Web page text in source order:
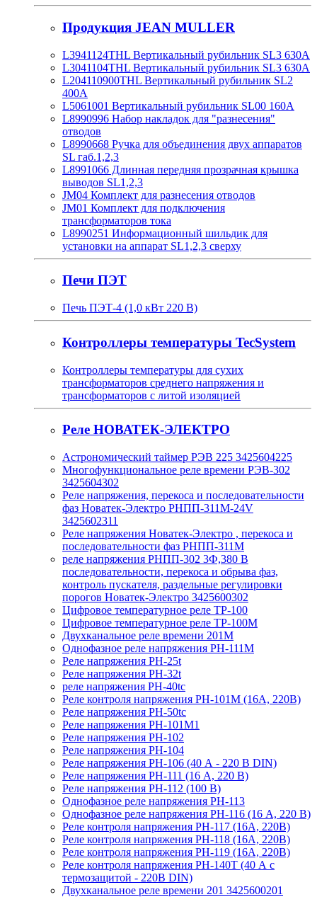
Продукция JEAN MULLER
L3941124THL Вертикальный рубильник SL3 630А
L3041104THL Вертикальный рубильник SL3 630А
L204110900THL Вертикальный рубильник SL2
400А
L5061001 Вертикальный рубильник SL00 160А
L8990996 Набор накладок для "разнесения"
отводов
L8990668 Ручка для объединения двух аппаратов
SL габ.1,2,3
L8991066 Длинная передняя прозрачная крышка
выводов SL1,2,3
JM04 Комплект для разнесения отводов
JM01 Комплект для подключения
трансформаторов тока
L8990251 Информационный шильдик для
установки на аппарат SL1,2,3 сверху
Печи ПЭТ
Печь ПЭТ-4 (1,0 кВт 220 В)
Контроллеры температуры TecSystem
Контроллеры температуры для сухих
трансформаторов среднего напряжения и
трансформаторов с литой изоляцией
Реле НОВАТЕК-ЭЛЕКТРО
Астрономический таймер РЭВ 225 3425604225
Многофункциональное реле времени РЭВ-302
3425604302
Реле напряжения, перекоса и последовательности
фаз Новатек-Электро РНПП-311М-24V
3425602311
Реле напряжения Новатек-Электро , перекоса и
последовательности фаз РНПП-311М
реле напряжения РНПП-302 3Ф,380 В
последовательности, перекоса и обрыва фаз,
контроль пускателя, раздельные регулировки
порогов Новатек-Электро 3425600302
Цифровое температурное реле ТР-100
Цифровое температурное реле ТР-100М
Двухканальное реле времени 201М
Однофазное реле напряжения РН-111М
Реле напряжения РН-25t
Реле напряжения РН-32t
реле напряжения РН-40tc
Реле контроля напряжения РН-101М (16А, 220В)
Реле напряжения РН-50tc
Реле напряжения РН-101М1
Реле напряжения РН-102
Реле напряжения РН-104
Реле напряжения РН-106 (40 А - 220 В DIN)
Реле напряжения РН-111 (16 А, 220 В)
Реле напряжения РН-112 (100 В)
Однофазное реле напряжения РН-113
Однофазное реле напряжения РН-116 (16 А, 220 В)
Реле контроля напряжения РН-117 (16А, 220В)
Реле контроля напряжения РН-118 (16А, 220В)
Реле контроля напряжения РН-119 (16А, 220В)
Реле контроля напряжения РН-140Т (40 А с
термозащитой - 220В DIN)
Двухканальное реле времени 201 3425600201